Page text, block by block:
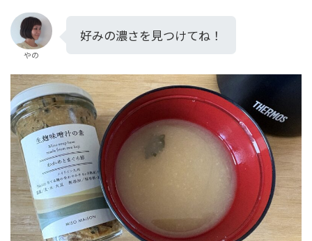
やの
好みの濃さを見つけてね！